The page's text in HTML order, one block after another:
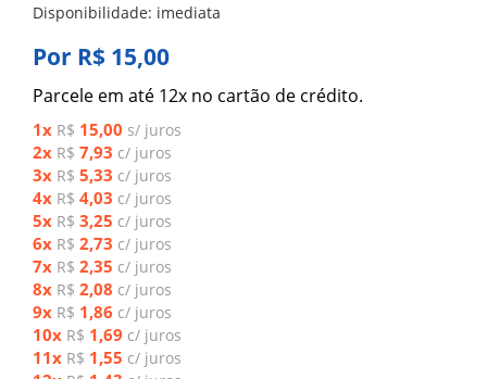
Disponibilidade: imediata
Por R$ 15,00
Parcele em até 12x no cartão de crédito.
1x R$ 15,00 s/ juros
2x R$ 7,93 c/ juros
3x R$ 5,33 c/ juros
4x R$ 4,03 c/ juros
5x R$ 3,25 c/ juros
6x R$ 2,73 c/ juros
7x R$ 2,35 c/ juros
8x R$ 2,08 c/ juros
9x R$ 1,86 c/ juros
10x R$ 1,69 c/ juros
11x R$ 1,55 c/ juros